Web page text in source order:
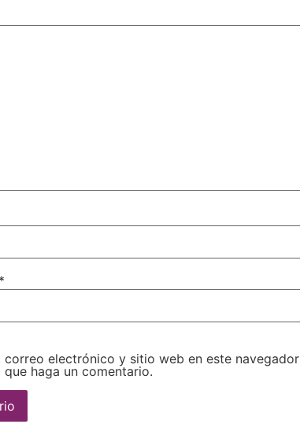
*
correo electrónico y sitio web en este navegador
haga un comentario.